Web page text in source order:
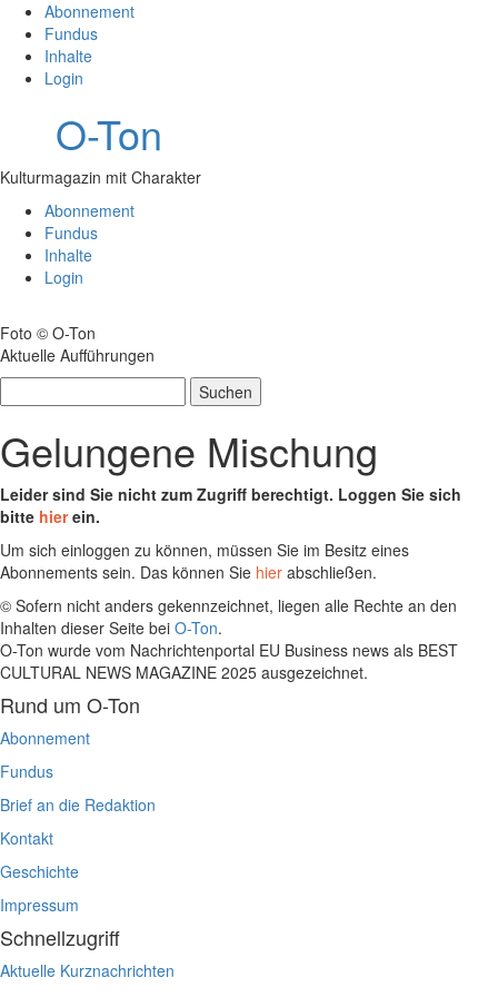
Abonnement
Fundus
Inhalte
Login
O-Ton
Kulturmagazin mit Charakter
Abonnement
Fundus
Inhalte
Login
Foto © O-Ton
Aktuelle Aufführungen
nach:
Gelungene Mischung
Leider sind Sie nicht zum Zugriff berechtigt. Loggen Sie sich
bitte hierein.
Um sich einloggen zu können, müssen Sie im Besitz eines
Abonnements sein. Das können Sie hier abschließen.
© Sofern nicht anders gekennzeichnet, liegen alle Rechte an den
Inhalten dieser Seite bei O-Ton.
O-Ton wurde vom Nachrichtenportal EU Business news als BEST
CULTURAL NEWS MAGAZINE 2025 ausgezeichnet.
Rund um O-Ton
Abonnement
Fundus
Brief an die Redaktion
Kontakt
Geschichte
Impressum
Schnellzugriff
Aktuelle Kurznachrichten